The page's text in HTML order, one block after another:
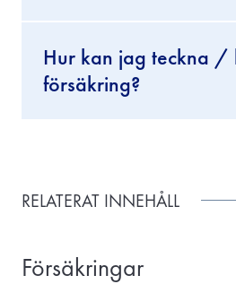
Hur kan jag teckna /
försäkring?
RELATERAT INNEHÅLL
Försäkringar